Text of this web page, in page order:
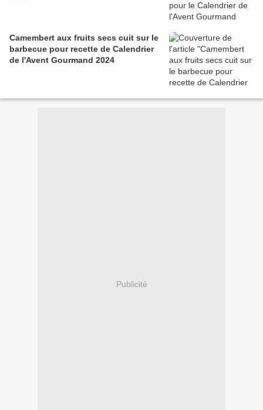
Camembert aux fruits secs cuit sur le
barbecue pour recette de Calendrier
de l'Avent Gourmand 2024
Publicité